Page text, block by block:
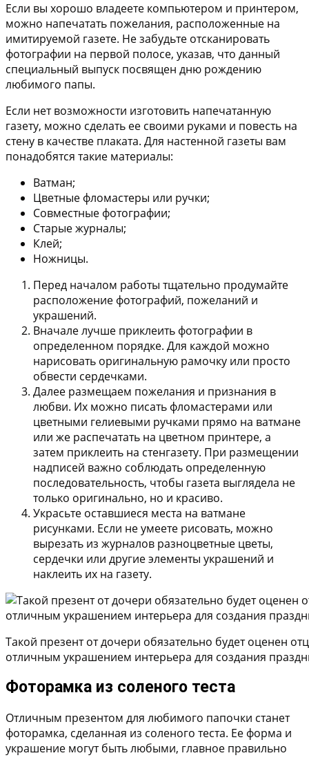
Если вы хорошо владеете компьютером и принтером,
можно напечатать пожелания, расположенные на
имитируемой газете. Не забудьте отсканировать
фотографии на первой полосе, указав, что данный
специальный выпуск посвящен дню рождению
любимого папы.
Если нет возможности изготовить напечатанную
газету, можно сделать ее своими руками и повесть на
стену в качестве плаката. Для настенной газеты вам
понадобятся такие материалы:
Ватман;
Цветные фломастеры или ручки;
Совместные фотографии;
Старые журналы;
Клей;
Ножницы.
Перед началом работы тщательно продумайте
расположение фотографий, пожеланий и
украшений.
Вначале лучше приклеить фотографии в
определенном порядке. Для каждой можно
нарисовать оригинальную рамочку или просто
обвести сердечками.
Далее размещаем пожелания и признания в
любви. Их можно писать фломастерами или
цветными гелиевыми ручками прямо на ватмане
или же распечатать на цветном принтере, а
затем приклеить на стенгазету. При размещении
надписей важно соблюдать определенную
последовательность, чтобы газета выглядела не
только оригинально, но и красиво.
Украсьте оставшиеся места на ватмане
рисунками. Если не умеете рисовать, можно
вырезать из журналов разноцветные цветы,
сердечки или другие элементы украшений и
наклеить их на газету.
Такой презент от дочери обязательно будет оценен
отличным украшением интерьера для создания
Фоторамка из соленого теста
Отличным презентом для любимого папочки станет
фоторамка, сделанная из соленого теста. Ее форма и
украшение могут быть любыми, главное правильно